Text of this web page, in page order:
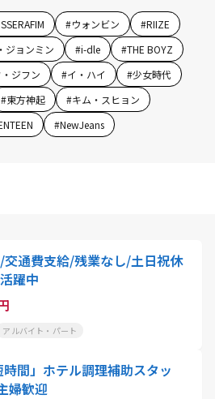
#ウォンビン #RIIZE
ジョンミン #i-dle #THE BOYZ
ジフン #イ・ハイ #少女時代
#東方神起 #キム・スヒョン
#NewJeans
通費支給/残業なし/土日祝休
躍中
アルバイト・パート
時間」ホテル調理補助スタッ
婦歓迎